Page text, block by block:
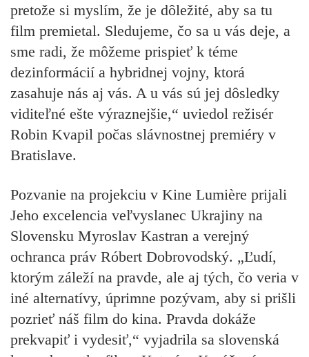
pretože si myslím, že je dôležité, aby sa tu
film premietal. Sledujeme, čo sa u vás deje, a
sme radi, že môžeme prispieť k téme
dezinformácií a hybridnej vojny, ktorá
zasahuje nás aj vás. A u vás sú jej dôsledky
viditeľné ešte výraznejšie,“ uviedol režisér
Robin Kvapil počas slávnostnej premiéry v
Bratislave.
Pozvanie na projekciu v Kine Lumière prijali
Jeho excelencia veľvyslanec Ukrajiny na
Slovensku Myroslav Kastran a verejný
ochranca práv Róbert Dobrovodský. „Ľudí,
ktorým záleží na pravde, ale aj tých, čo veria v
iné alternatívy, úprimne pozývam, aby si prišli
pozrieť náš film do kina. Pravda dokáže
prekvapiť i vydesiť,“ vyjadrila sa slovenská